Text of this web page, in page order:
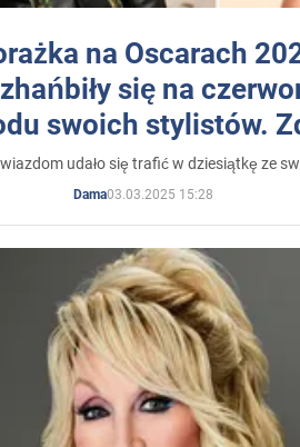
na Oscarach
się na
swoich stylistów.
udało się trafić w dziesiątkę ze
Dama03.03.2025 15:28